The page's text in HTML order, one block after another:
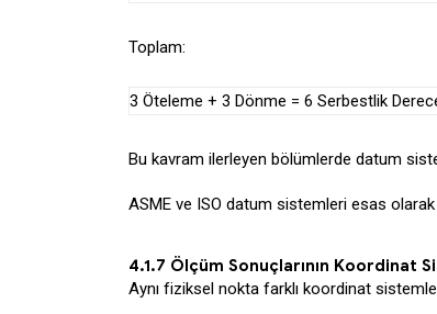
Toplam:
3 Öteleme + 3 Dönme = 6 Serbestlik
Bu kavram ilerleyen bölümlerde datum
ASME ve ISO datum sistemleri esas
4.1.7 Ölçüm Sonuçlarının Koordinat
Aynı fiziksel nokta farklı koordinat